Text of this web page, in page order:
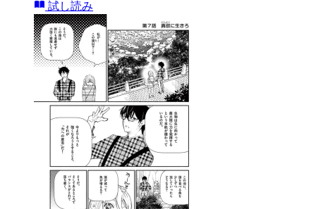
試し読み